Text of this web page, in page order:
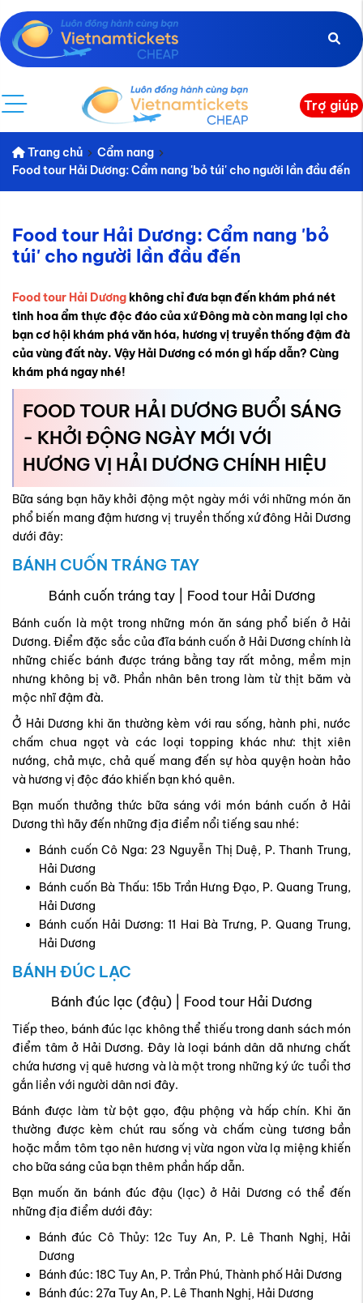
Trợ giúp
Trang chủ
Cẩm nang
Food tour Hải Dương: Cẩm nang 'bỏ túi' cho người lần đầu đến
Food tour Hải Dương: Cẩm nang 'bỏ
túi' cho người lần đầu đến
Food tour Hải Dương không chỉ đưa bạn đến khám phá nét
tinh hoa ẩm thực độc đáo của xứ Đông mà còn mang lại cho
bạn cơ hội khám phá văn hóa, hương vị truyền thống đậm đà
của vùng đất này. Vậy Hải Dương có món gì hấp dẫn? Cùng
khám phá ngay nhé!
FOOD TOUR HẢI DƯƠNG BUỔI SÁNG
- KHỞI ĐỘNG NGÀY MỚI VỚI
HƯƠNG VỊ HẢI DƯƠNG CHÍNH HIỆU
Bữa sáng bạn hãy khởi động một ngày mới với những món ăn
phổ biến mang đậm hương vị truyền thống xứ đông Hải Dương
dưới đây:
BÁNH CUỐN TRÁNG TAY
Bánh cuốn tráng tay | Food tour Hải Dương
Bánh cuốn là một trong những món ăn sáng phổ biến ở Hải
Dương. Điểm đặc sắc của đĩa bánh cuốn ở Hải Dương chính là
những chiếc bánh được tráng bằng tay rất mỏng, mềm mịn
nhưng không bị vỡ. Phần nhân bên trong làm từ thịt băm và
mộc nhĩ đậm đà.
Ở Hải Dương khi ăn thường kèm với rau sống, hành phi, nước
chấm chua ngọt và các loại topping khác như: thịt xiên
nướng, chả mực, chả quế mang đến sự hòa quyện hoàn hảo
và hương vị độc đáo khiến bạn khó quên.
Bạn muốn thưởng thức bữa sáng với món bánh cuốn ở Hải
Dương thì hãy đến những địa điểm nổi tiếng sau nhé:
Bánh cuốn Cô Nga: 23 Nguyễn Thị Duệ, P. Thanh Trung,
Hải Dương
Bánh cuốn Bà Thấu: 15b Trần Hưng Đạo, P. Quang Trung,
Hải Dương
Bánh cuốn Hải Dương: 11 Hai Bà Trưng, P. Quang Trung,
Hải Dương
BÁNH ĐÚC LẠC
Bánh đúc lạc (đậu) | Food tour Hải Dương
Tiếp theo, bánh đúc lạc không thể thiếu trong danh sách món
điểm tâm ở Hải Dương. Đây là loại bánh dân dã nhưng chất
chứa hương vị quê hương và là một trong những ký ức tuổi thơ
gắn liền với người dân nơi đây.
Bánh được làm từ bột gạo, đậu phộng và hấp chín. Khi ăn
thường được kèm chút rau sống và chấm cùng tương bần
hoặc mắm tôm tạo nên hương vị vừa ngon vừa lạ miệng khiến
cho bữa sáng của bạn thêm phần hấp dẫn.
Bạn muốn ăn bánh đúc đậu (lạc) ở Hải Dương có thể đến
những địa điểm dưới đây:
Bánh đúc Cô Thủy: 12c Tuy An, P. Lê Thanh Nghị, Hải
Dương
Bánh đúc: 18C Tuy An, P. Trần Phú, Thành phố Hải Dương
Bánh đúc: 27a Tuy An, P. Lê Thanh Nghị, Hải Dương